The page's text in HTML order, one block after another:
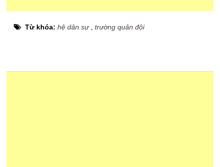
Từ khóa:hệ dân sự,trường quân đội